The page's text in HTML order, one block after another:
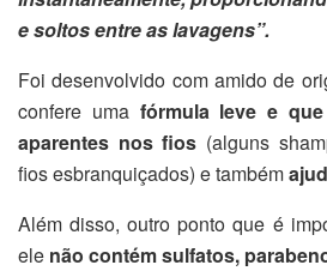
e soltos entre as lavagens”.
Foi desenvolvido com amido de
confere umafórmula leve e
aparentes nos fios (alguns
fios esbranquiçados) e também
Além disso, outro ponto que é
ele não contém sulfatos,